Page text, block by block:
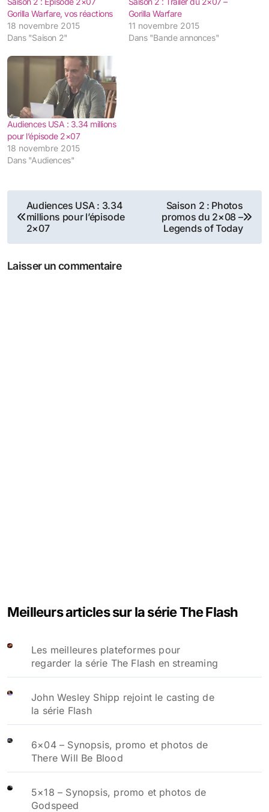
Gorilla Warfare, vos réactions
18 novembre 2015
Dans "Saison 2"
Gorilla Warfare
11 novembre 2015
Dans "Bande annonces"
Audiences USA : 3.34 millions
pour l’épisode 2×07
18 novembre 2015
Dans "Audiences"
Navigation
de
l’article
Audiences USA : 3.34
millions pour l’épisode
2×07
Saison 2 : Photos
promos du 2×08 –
Legends of Today
Laisser un commentaire
Meilleurs articles sur la série The Flash
Les meilleures plateformes pour
regarder la série The Flash en streaming
John Wesley Shipp rejoint le casting de
la série Flash
6×04 – Synopsis, promo et photos de
There Will Be Blood
5×18 – Synopsis, promo et photos de
Godspeed